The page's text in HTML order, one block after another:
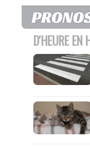
D'HEURE EN